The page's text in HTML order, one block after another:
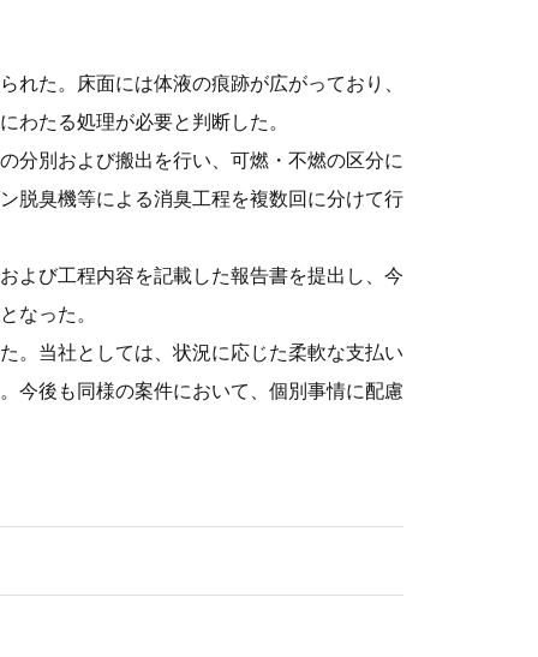
た。床面には体液の痕跡が広がっており、
わたる処理が必要と判断した。
分別および搬出を行い、可燃・不燃の区分に
脱臭機等による消臭工程を複数回に分けて行
よび工程内容を記載した報告書を提出し、今
なった。
。当社としては、状況に応じた柔軟な支払い
今後も同様の案件において、個別事情に配慮